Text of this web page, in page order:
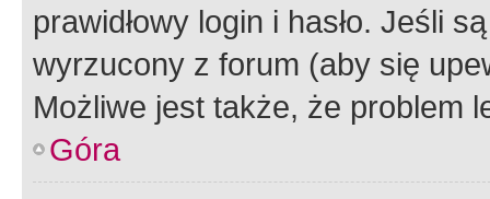
prawidłowy login i hasło. Jeśli
wyrzucony z forum (aby się
Możliwe jest także, że problem
Góra